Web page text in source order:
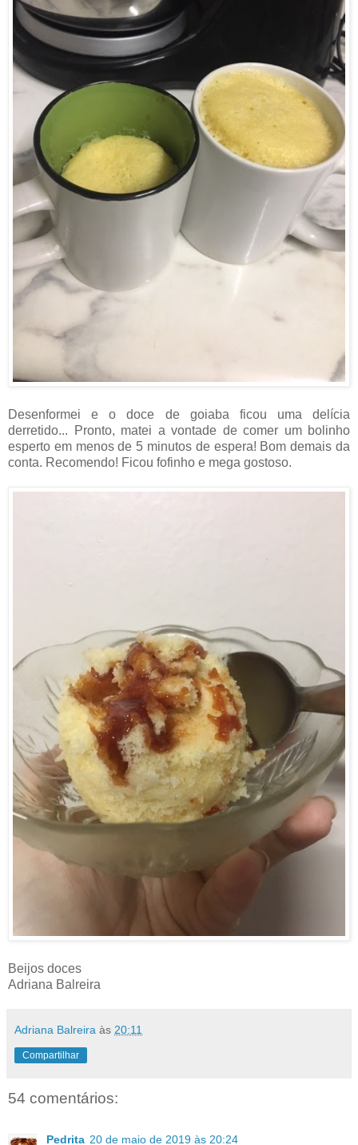
Desenformei e o doce de goiaba ficou uma delícia
derretido... Pronto, matei a vontade de comer um bolinho
esperto em menos de 5 minutos de espera! Bom demais da
conta. Recomendo! Ficou fofinho e mega gostoso.
Beijos doces
Adriana Balreira
Adriana Balreira às 20:11
Compartilhar
54 comentários:
Pedrita 20 de maio de 2019 às 20:24